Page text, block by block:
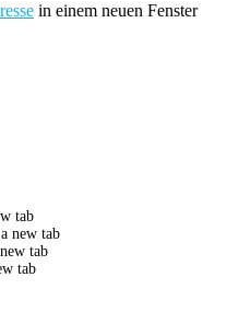
in einem neuen Fenster
tab
new tab
tab
tab